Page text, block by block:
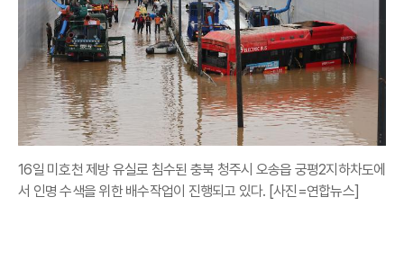
16일 미호천 제방 유실로 침수된 충북 청주시 오송읍 궁평2지하차도에
서 인명 수색을 위한 배수작업이 진행되고 있다. [사진=연합뉴스]